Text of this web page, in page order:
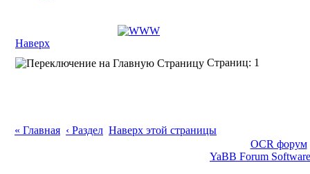
Наверх
Страниц: 1
« Главная ‹ Раздел Наверх этой страницы
OCR форум
YaBB Forum Software